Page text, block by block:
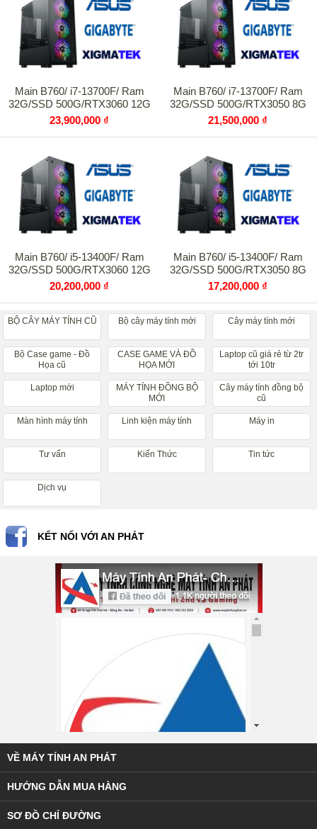
Main B760/ i7-13700F/ Ram
32G/SSD 500G/RTX3060 12G
23,900,000 ₫
Main B760/ i7-13700F/ Ram
32G/SSD 500G/RTX3050 8G
21,500,000 ₫
Main B760/ i5-13400F/ Ram
32G/SSD 500G/RTX3060 12G
20,200,000 ₫
Main B760/ i5-13400F/ Ram
32G/SSD 500G/RTX3050 8G
17,200,000 ₫
BỘ CÂY MÁY TÍNH CŨ Bộ cây máy tính mới Cây máy tính mới
Bộ Case game - Đồ
Họa cũ
CASE GAME VÀ ĐỒ
HỌA MỚI
Laptop cũ giá rẻ từ 2tr
tới 10tr
Laptop mới
MÁY TÍNH ĐỒNG BỘ
MỚI
Cây máy tính đồng bộ
cũ
Màn hình máy tính Linh kiện máy tính Máy in
Tư vấn Kiến Thức Tin tức
Dịch vụ
KẾT NỐI VỚI AN PHÁT
VỀ MÁY TÍNH AN PHÁT
HƯỚNG DẪN MUA HÀNG
SƠ ĐỒ CHỈ ĐƯỜNG